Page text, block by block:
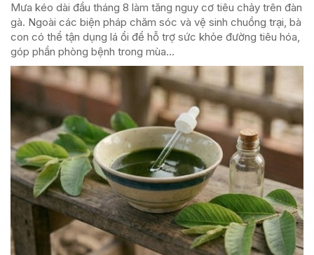
Mưa kéo dài đầu tháng 8 làm tăng nguy cơ tiêu chảy trên đàn
gà. Ngoài các biện pháp chăm sóc và vệ sinh chuồng trại, bà
con có thể tận dụng lá ổi để hỗ trợ sức khỏe đường tiêu hóa,
góp phần phòng bệnh trong mùa...